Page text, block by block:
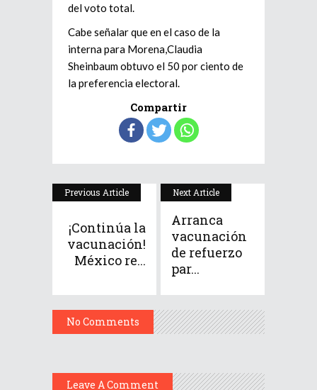
del voto total.
Cabe señalar que en el caso de la
interna para Morena,Claudia
Sheinbaum obtuvo el 50 por ciento de
la preferencia electoral.
Compartir
Previous Article
¡Continúa la
vacunación!
México re...
Next Article
Arranca
vacunación
de refuerzo
par...
No Comments
Leave A Comment